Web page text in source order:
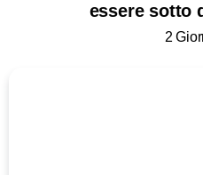
essere sotto
2